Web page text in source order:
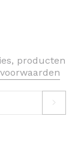
producten